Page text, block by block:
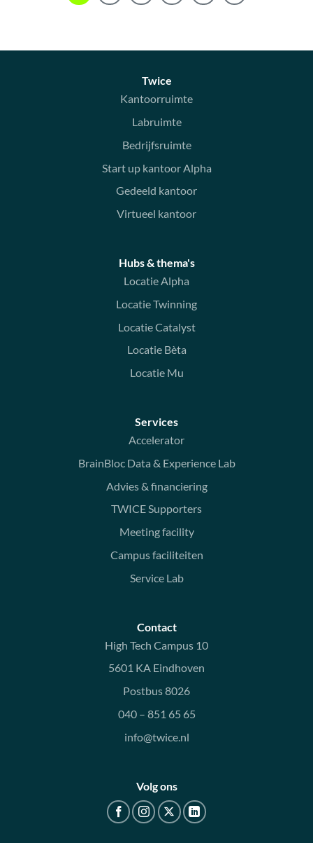
Twice
Kantoorruimte
Labruimte
Bedrijfsruimte
Start up kantoor Alpha
Gedeeld kantoor
Virtueel kantoor
Hubs & thema's
Locatie Alpha
Locatie Twinning
Locatie Catalyst
Locatie Bèta
Locatie Mu
Services
Accelerator
BrainBloc Data & Experience Lab
Advies & financiering
TWICE Supporters
Meeting facility
Campus faciliteiten
Service Lab
Contact
High Tech Campus 10
5601 KA Eindhoven
Postbus 8026
040 – 851 65 65
info@twice.nl
Volg ons